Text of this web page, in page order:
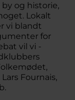
og historie,
Lokalt
vi blandt
for
vil vi -
Fournais,